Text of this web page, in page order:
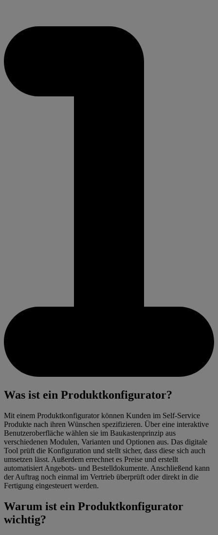
Was ist ein Produktkonfigurator?
Mit einem Produktkonfigurator können Kunden im Self-Service
Produkte nach ihren Wünschen spezifizieren. Über eine interaktive
Benutzeroberfläche wählen sie im Baukastenprinzip aus
verschiedenen Modulen, Varianten und Optionen aus. Das digitale
Tool prüft die Konfiguration und stellt sicher, dass diese sich auch
umsetzen lässt. Außerdem errechnet es Preise und erstellt
automatisiert Angebots- und Bestelldokumente. Anschließend kann
der Auftrag noch einmal im Vertrieb überprüft oder direkt in die
Fertigung eingesteuert werden.
Warum ist ein Produktkonfigurator
wichtig?